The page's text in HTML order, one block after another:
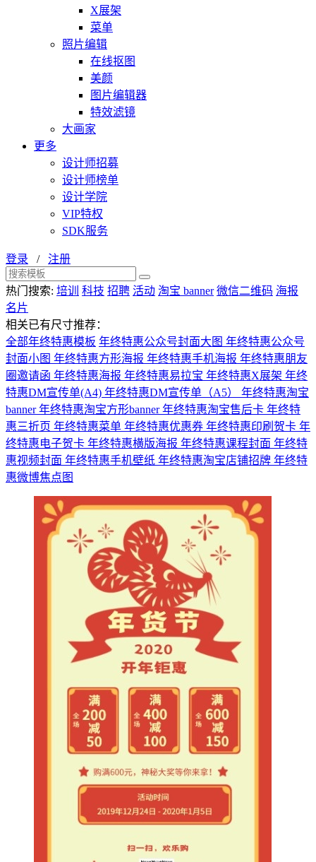
X展架
菜单
照片编辑
在线抠图
美颜
图片编辑器
特效滤镜
大画家
更多
设计师招募
设计师榜单
设计学院
VIP特权
SDK服务
登录 / 注册
热门搜索: 培训 科技 招聘 活动 淘宝 banner 微信二维码 海报
名片
相关已有尺寸推荐：
全部年终特惠模板 年终特惠公众号封面大图 年终特惠公众号
封面小图 年终特惠方形海报 年终特惠手机海报 年终特惠朋友
圈邀请函 年终特惠海报 年终特惠易拉宝 年终特惠X展架 年终
特惠DM宣传单(A4) 年终特惠DM宣传单（A5） 年终特惠淘宝
banner年终特惠淘宝方形banner年终特惠淘宝售后卡 年终特
惠三折页 年终特惠菜单 年终特惠优惠券 年终特惠印刷贺卡 年
终特惠电子贺卡 年终特惠横版海报 年终特惠课程封面 年终特
惠视频封面 年终特惠手机壁纸 年终特惠淘宝店铺招牌 年终特
惠微博焦点图